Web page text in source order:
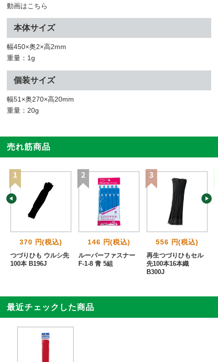
動画はこちら
本体サイズ
幅450×奥2×高2mm
重量：1g
個装サイズ
幅51×奥270×高20mm
重量：20g
売れ筋商品
370 円(税込)
つづりひも ウルシ先
100本 B196J
146 円(税込)
ルーパーファスナー
F-1-8 青 5組
556 円(税込)
再生つづりひもセル
先100本16本織
B300J
最近チェックした商品